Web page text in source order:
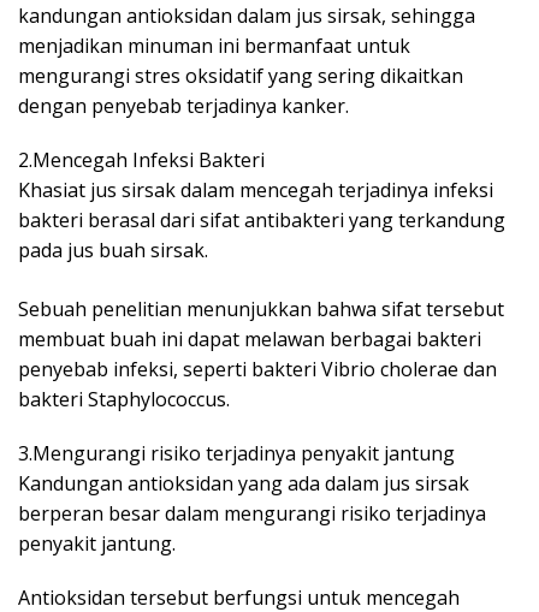
kandungan antioksidan dalam jus sirsak, sehingga
menjadikan minuman ini bermanfaat untuk
mengurangi stres oksidatif yang sering dikaitkan
dengan penyebab terjadinya kanker.
2.Mencegah Infeksi Bakteri
Khasiat jus sirsak dalam mencegah terjadinya infeksi
bakteri berasal dari sifat antibakteri yang terkandung
pada jus buah sirsak.
Sebuah penelitian menunjukkan bahwa sifat tersebut
membuat buah ini dapat melawan berbagai bakteri
penyebab infeksi, seperti bakteri Vibrio cholerae dan
bakteri Staphylococcus.
3.Mengurangi risiko terjadinya penyakit jantung
Kandungan antioksidan yang ada dalam jus sirsak
berperan besar dalam mengurangi risiko terjadinya
penyakit jantung.
Antioksidan tersebut berfungsi untuk mencegah